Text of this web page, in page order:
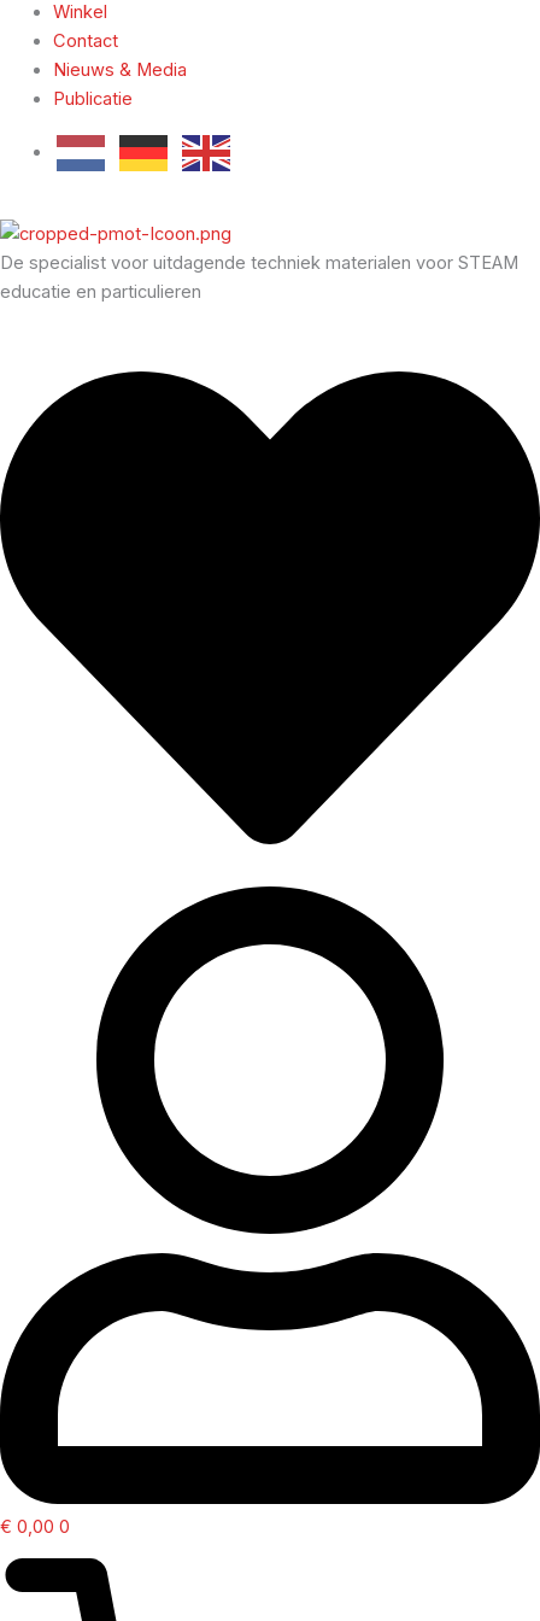
Winkel
Contact
Nieuws & Media
Publicatie
De specialist voor uitdagende techniek materialen voor STEAM
educatie en particulieren
€ 0,00 0